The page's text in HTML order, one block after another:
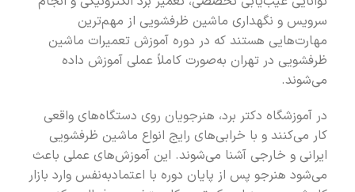
سرویس و نگهداری ماشین ظرفشویی از مهم‌ترین
مهارت‌هایی هستند که در دوره آموزش تعمیرات ماشین
ظرفشویی در تهران به‌صورت کاملاً عملی آموزش داده
می‌شوند.
در آموزشگاه دکتر برد، هنرجویان روی دستگاه‌های واقعی
کار می‌کنند و با خرابی‌های رایج انواع ماشین ظرفشویی
ایرانی و خارجی آشنا می‌شوند. این آموزش‌های عملی باعث
می‌شود هنرجو پس از پایان دوره با اعتمادبه‌نفس وارد بازار